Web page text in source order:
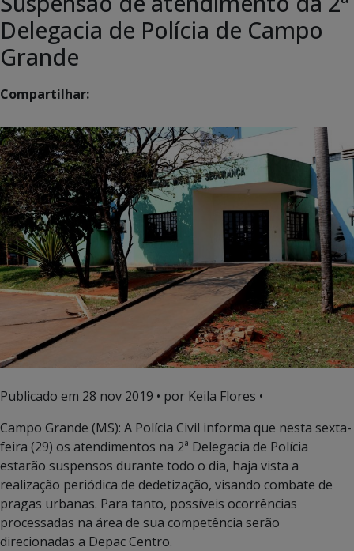
Delegacia de Polícia de Campo
Grande
Compartilhar:
Publicado em 28 nov 2019 • por Keila Flores •
Campo Grande (MS): A Polícia Civil informa que nesta sexta-
feira (29) os atendimentos na 2ª Delegacia de Polícia
estarão suspensos durante todo o dia, haja vista a
realização periódica de dedetização, visando combate de
pragas urbanas. Para tanto, possíveis ocorrências
processadas na área de sua competência serão
direcionadas a Depac Centro.